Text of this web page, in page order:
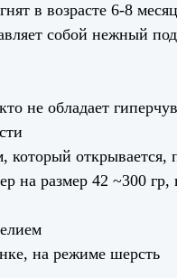
в возрасте 6-8
собой нежный
не обладает
который открывается,
на размер 42 ~300
на режиме шерсть